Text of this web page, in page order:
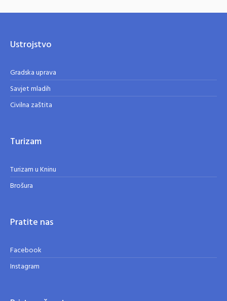
Ustrojstvo
Gradska uprava
Savjet mladih
Civilna zaštita
Turizam
Turizam u Kninu
Brošura
Pratite nas
Facebook
Instagram